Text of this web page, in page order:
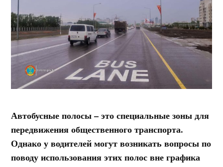
Автобусные полосы – это специальные зоны для
передвижения общественного транспорта.
Однако у водителей могут возникать вопросы по
поводу использования этих полос вне графика